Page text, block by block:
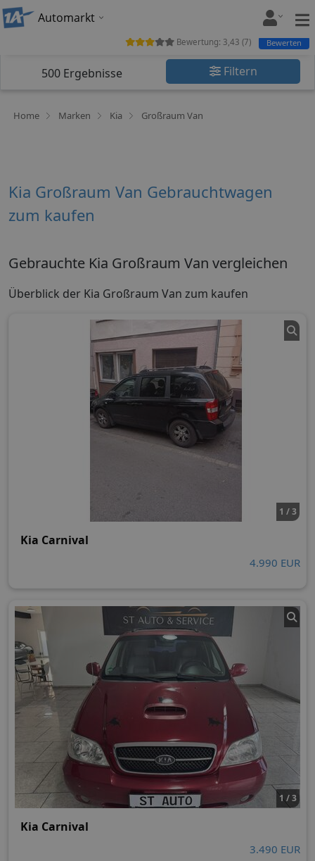
Automarkt
500 Ergebnisse Filtern
Home Marken Kia Großraum Van
Bewertung: 3,43 (7) Bewerten
Kia Großraum Van Gebrauchtwagen
zum kaufen
Gebrauchte Kia Großraum Van vergleichen
Überblick der Kia Großraum Van zum kaufen
1 / 3
Kia Carnival
4.990 EUR
1 / 3
Kia Carnival
3.490 EUR